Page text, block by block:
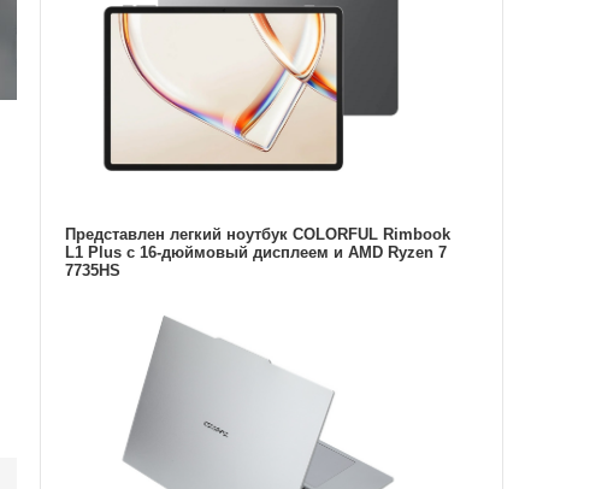
Представлен легкий ноутбук COLORFUL Rimbook
L1 Plus с 16-дюймовый дисплеем и AMD Ryzen 7
7735HS